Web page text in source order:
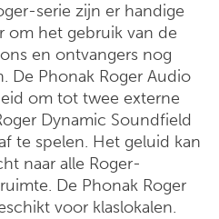
serie zijn er handige
om het gebruik van de
en ontvangers nog
De Phonak Roger Audio
om tot twee externe
Dynamic Soundfield
te spelen. Het geluid kan
naar alle Roger-
De Phonak Roger
voor klaslokalen.